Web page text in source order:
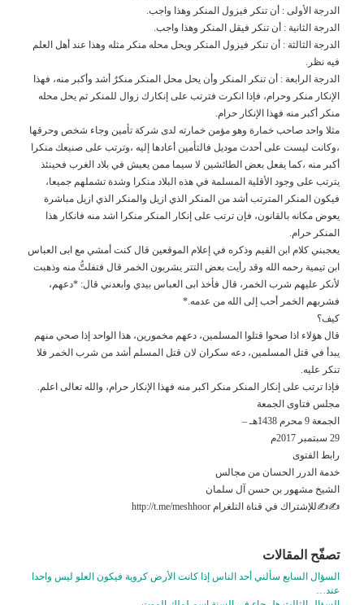
الدرجة الأولى : أن تنكر فيزول المنكر وهذا واجب.
الدرجة الثانية : أن تنكر فيقل المنكر وهذا واجب.
الدرجة الثالثة : أن تنكر فيزول المنكر ويحل محله منكر مثله وهذا عند أهل العلم
فيه نظر.
الدرجة الرابعة : أن تنكر المنكر وأن يحل محل المنكر منكرٌ أشد وأكبر منه، فهذا
الإنكار منكر وحرام، فإذا انكرت فترتب على إنكارك زوال للمنكر ثم يحل محله
منكر أكبر منه فهذا الإنكار حرام.
مثلا واحد صاحب خمارة وهو مؤمن خمارته لدى شركة تأمين وجاء شخص وحرقها
،وكانت ليست على أحدث موديل فالتأمين أعادها إليه ،وترتب على صنيعك منكرا
أكبر منه ،كما يفعل بعض الطائشين لا سيما ممن يعيش في بلاد الغرب فحينئذ
يترتب على وجود الأقلية المسلمة في هذه البلاد منكرا وشدة تشملهم جميعا،
فيكون المنكر المترتب أشد من المنكر الذي ازيل والمنكر الذي ازيل مباشرة
يعوض مكانه بالقانون، فإن ترتب على إنكار المنكر منكرا اشد منه فانكار هذا
المنكر حرام.
يعجبني كلام ابن القيم وذكره في إعلام الموقعين قال كنت أمشي مع ابى العباس
ابن تيمية رحمه الله وقد رأيت بعض التتر يشربون الخمر قال فتفلتُّ منه وذهبت
لأنكر عليهم شرب الخمر، قال فأخذ ابى العباس بيدي وابعدني قال: *دعهم،
فشربهم الخمر أحب إلى الله من عدمه.*
كيف؟
قال هؤلاء اذا صحوا قتلوا المسلمين، دعهم مخمورين، هذا الواحد إذا صحي منهم
يبدأ في قتل المسلمين، دعه سكران لان قتل المسلم أشد من شرب الخمر فلا
تنكر عليه.
فإذا ترتب على إنكار المنكر منكر اكبر منه فهذا الإنكار حرام، والله تعالى اعلم.
مجلس فتاوى الجمعة
الجمعة 9 محرم 1438هـ –
29 سبتمبر 2017م
رابط الفتوى
خدمة الدرر الحسان من مجالس
الشيخ مشهور بن حسن آل سلمان
✍✍للإشتراك في قناة التلغرام http://t.me/meshhoor
تصفّح المقالات
السؤال السابع سألني أحد الناس إذا كانت الأرض كروية فيكون العلو ليس واحدا
عند…